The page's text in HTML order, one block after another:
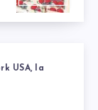
USA, la